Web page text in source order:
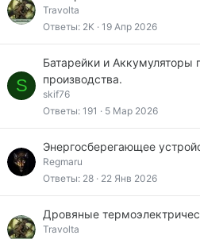
Travolta
Ответы 2K 19 Апр 2026
S
Батарейки и Аккумуляторы
производства.
skif76
Ответы 191 5 Мар 2026
Энергосберегающее
Regmaru
Ответы 28 22 Янв 2026
Дровяные
Travolta